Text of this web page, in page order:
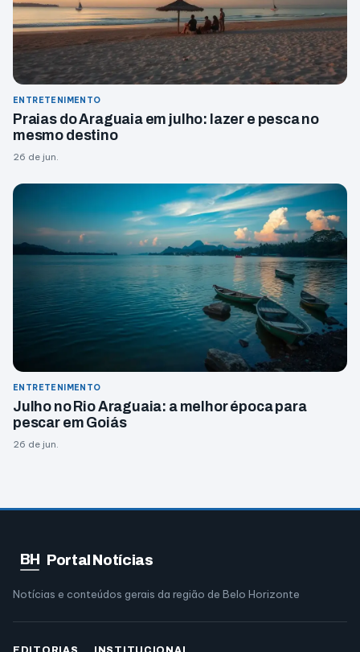
ENTRETENIMENTO
Praias do Araguaia em julho: lazer e pesca no
mesmo destino
26 de jun.
ENTRETENIMENTO
Julho no Rio Araguaia: a melhor época para
pescar em Goiás
26 de jun.
BH Portal Notícias
Notícias e conteúdos gerais da região de Belo Horizonte